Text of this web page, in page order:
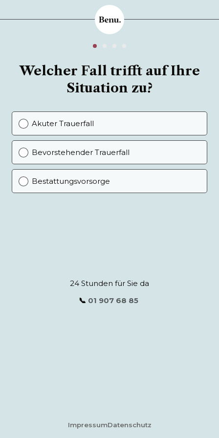
Welcher Fall trifft auf Ihre
Situation zu?
Akuter Trauerfall
Bevorstehender Trauerfall
Bestattungsvorsorge
24 Stunden für Sie da
📞 01 907 68 85
ImpressumDatenschutz